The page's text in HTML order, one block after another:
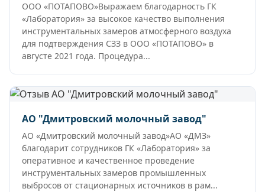
ООО «ПОТАПОВО»Выражаем благодарность ГК
«Лаборатория» за высокое качество выполнения
инструментальных замеров атмосферного воздуха
для подтверждения СЗЗ в ООО «ПОТАПОВО» в
августе 2021 года. Процедура...
АО "Дмитровский молочный завод"
АО «Дмитровский молочный завод»АО «ДМЗ»
благодарит сотрудников ГК «Лаборатория» за
оперативное и качественное проведение
инструментальных замеров промышленных
выбросов от стационарных источников в рам...